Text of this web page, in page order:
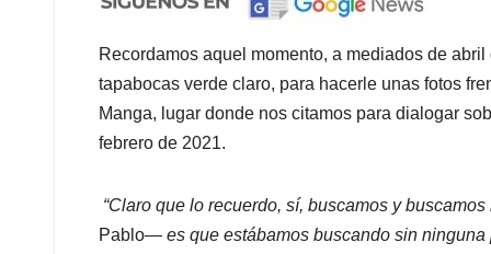
Recordamos aquel momento, a mediados de
tapabocas verde claro, para hacerle unas fotos
Manga, lugar donde nos citamos para dialogar
febrero de 2021.
“Claro que lo recuerdo, sí, buscamos y
Pablo— es que estábamos buscando sin